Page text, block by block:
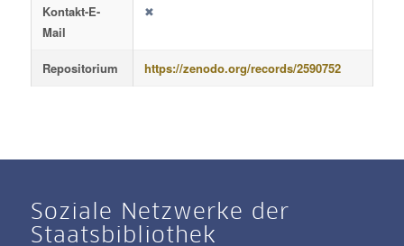
Kontakt-E-
Mail
✖
Repositorium https://zenodo.org/records/2590752
Soziale Netzwerke der
Staatsbibliothek